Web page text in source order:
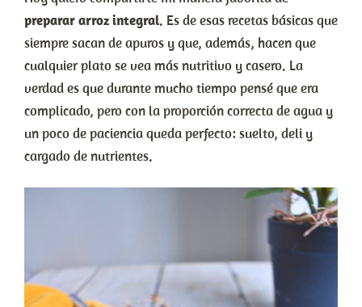
preparar arroz integral. Es de esas recetas básicas que
siempre sacan de apuros y que, además, hacen que
cualquier plato se vea más nutritivo y casero. La
verdad es que durante mucho tiempo pensé que era
complicado, pero con la proporción correcta de agua y
un poco de paciencia queda perfecto: suelto, deli y
cargado de nutrientes.